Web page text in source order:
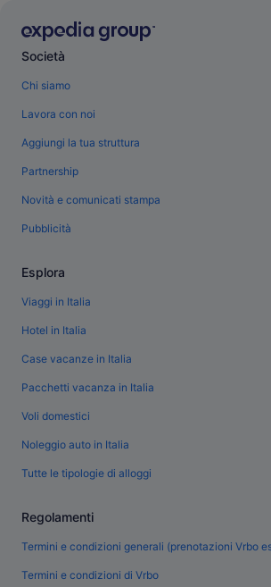
Società
Chi siamo
Lavora con noi
Aggiungi la tua struttura
Partnership
Novità e comunicati stampa
Pubblicità
Esplora
Viaggi in Italia
Hotel in Italia
Case vacanze in Italia
Pacchetti vacanza in Italia
Voli domestici
Noleggio auto in Italia
Tutte le tipologie di alloggi
Regolamenti
Termini e condizioni generali (prenotazioni Vrbo
Termini e condizioni di Vrbo